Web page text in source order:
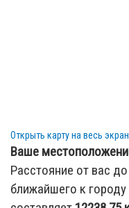
Открыть карту на весь экран
Ваше
Расстояние от вас
ближайшего к городу